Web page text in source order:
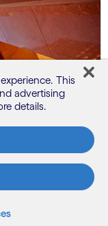
This
advertising
details.